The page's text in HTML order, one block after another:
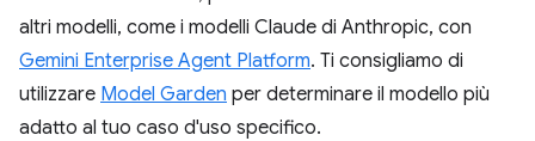
altri modelli, come i modelli Claude di Anthropic, con
Gemini Enterprise Agent Platform. Ti consigliamo di
utilizzare Model Garden per determinare il modello più
adatto al tuo caso d'uso specifico.